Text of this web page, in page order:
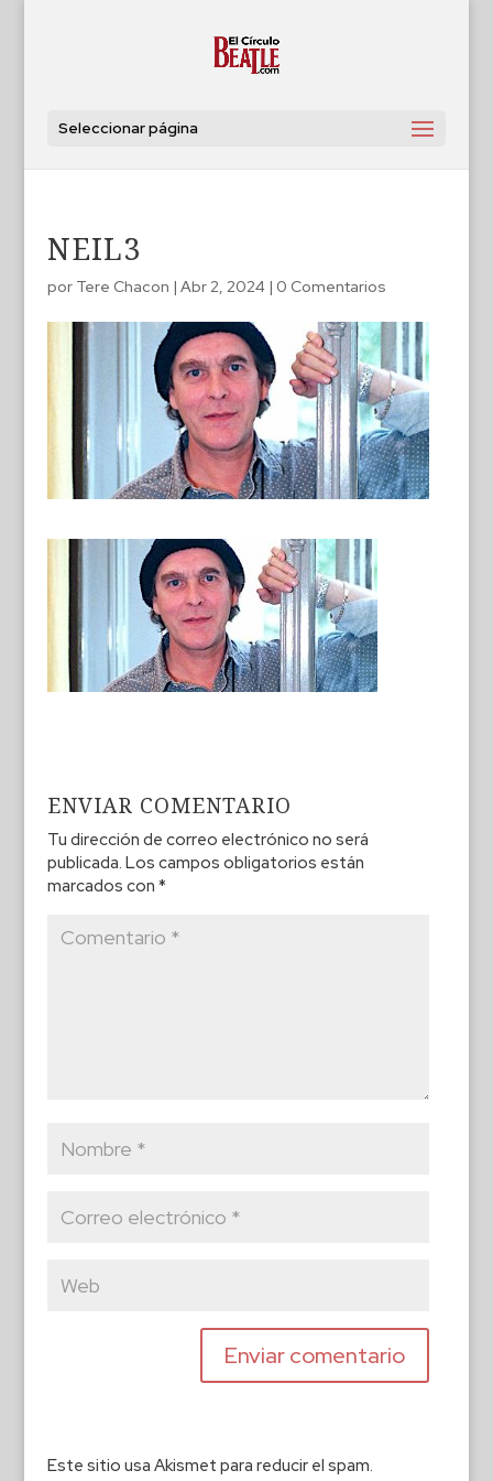
Seleccionar página
NEIL3
por Tere Chacon | Abr 2, 2024| 0 Comentarios
ENVIAR COMENTARIO
Tu dirección de correo electrónico no será
publicada. Los campos obligatorios están
marcados con *
Este sitio usa Akismet para reducir el spam.